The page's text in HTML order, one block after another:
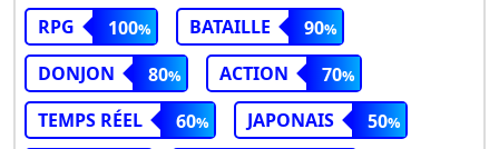
RPG
100 BATAILLE
90
DONJON
80 ACTION
70
TEMPS RÉEL
60 JAPONAIS
50